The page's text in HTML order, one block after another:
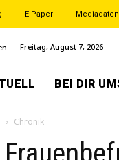
E-Paper Mediadaten
Freitag, August 7, 2026
BEI DIR
Chronik